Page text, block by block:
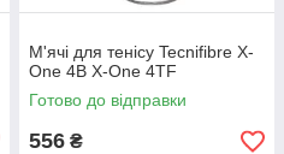
М'ячі для тенісу Tecnifibre X-
One 4В X-One 4TF
Готово до відправки
556 ₴